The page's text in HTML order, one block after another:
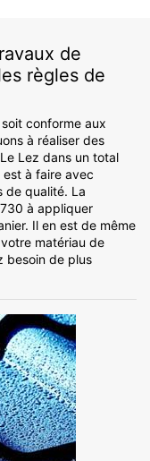
de
règles de
conforme aux
à réaliser des
Lez dans un total
est à faire avec
de qualité. La
à appliquer
Il en est de même
matériau de
besoin de plus